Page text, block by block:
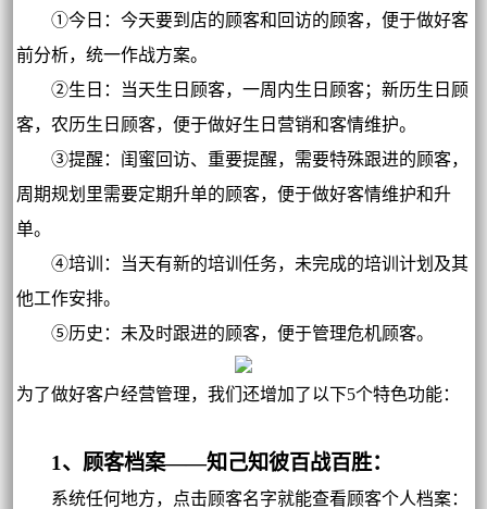
①今日：今天要到店的顾客和回访的顾客，便于做好客
前分析，统一作战方案。
②生日：当天生日顾客，一周内生日顾客；新历生日顾
客，农历生日顾客，便于做好生日营销和客情维护。
③提醒：闺蜜回访、重要提醒，需要特殊跟进的顾客，
周期规划里需要定期升单的顾客，便于做好客情维护和升
单。
④培训：当天有新的培训任务，未完成的培训计划及其
他工作安排。
⑤历史：未及时跟进的顾客，便于管理危机顾客。
为了做好客户经营管理，我们还增加了以下5个特色功能：
1、顾客档案——知己知彼百战百胜：
系统任何地方，点击顾客名字就能查看顾客个人档案：